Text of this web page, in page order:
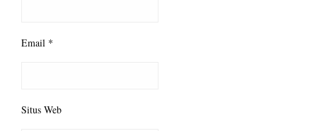
Email *
Situs Web